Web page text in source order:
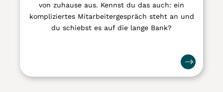
von zuhause aus. Kennst du das auch: ein
kompliziertes Mitarbeitergespräch steht an und
du schiebst es auf die lange Bank?